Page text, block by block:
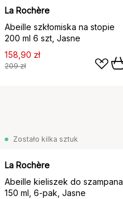
La Rochère
Abeille szkłomiska na stopie
200 ml 6 szt, Jasne
158,90 zł
209 zł
Zostało kilka sztuk
La Rochère
Abeille kieliszek do szampana
150 ml, 6‑pak, Jasne